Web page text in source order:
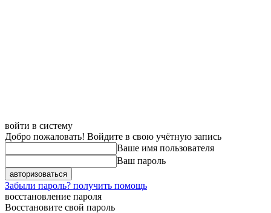
войти в систему
Добро пожаловать! Войдите в свою учётную запись
Ваше имя пользователя
Ваш пароль
Забыли пароль? получить помощь
восстановление пароля
Восстановите свой пароль